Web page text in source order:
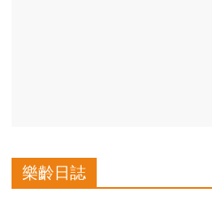
樂齡日誌